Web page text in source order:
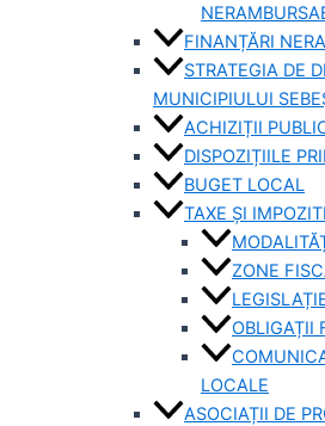
FINANȚĂRI
STRATEGIA DE
MUNICIPIULUI
ACHIZIȚII
DISPOZIȚIILE
BUGET LOCAL
TAXE ȘI
ZONE
OBLIGAȚII
LOCALE
ASOCIAȚII DE